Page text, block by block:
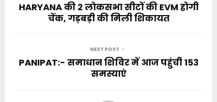
HARYANA की 2 लोकसभा सीटों की EVM होगी
चेंक, गड़बड़ी की मिली शिकायत
NEXT POST
PANIPAT:- समाधान शिविर में आज पहुंची 153
समस्याएं